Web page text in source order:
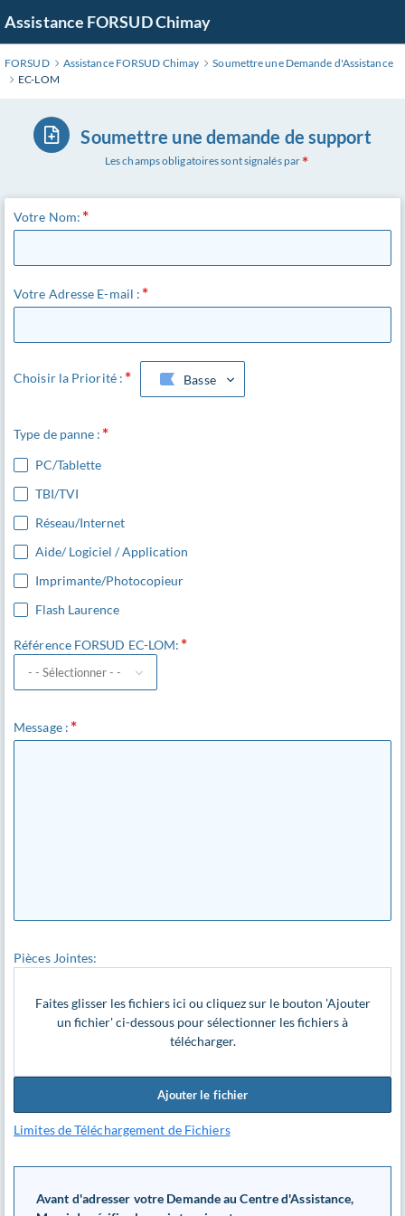
au
contenu
principal
Assistance FORSUD Chimay
FORSUD Assistance FORSUD Chimay
Soumettre une Demande d'Assistance
EC-LOM
Soumettre une demande de support
Les champs obligatoires sont signalés par
Votre Nom:
Votre Adresse E-mail :
Choisir la Priorité : Basse
Type de panne :
PC/Tablette
TBI/TVI
Réseau/Internet
Aide/ Logiciel / Application
Imprimante/Photocopieur
Flash Laurence
Référence FORSUD EC-LOM:
Message :
Pièces Jointes:
Faites glisser les fichiers ici ou cliquez sur le bouton 'Ajouter
un fichier' ci-dessous pour sélectionner les fichiers à
télécharger.
Ajouter le fichier
Limites de Téléchargement de Fichiers
Avant d'adresser votre Demande au Centre d'Assistance,